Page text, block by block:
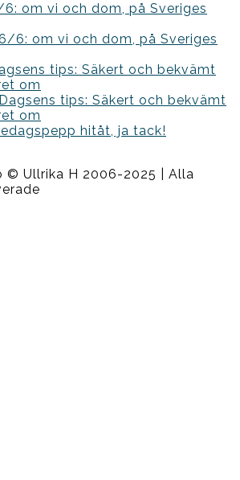
om vi och dom, på Sveriges
6: om vi och dom, på Sveriges
tips: Säkert och bekvämt
om
Dagsens tips: Säkert och bekvämt
om
hitåt, ja tack!
© Ullrika H 2006-2025 | Alla